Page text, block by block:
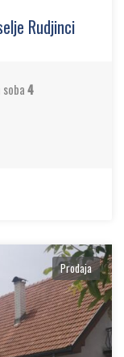
Rudjinci
4
Prodaja